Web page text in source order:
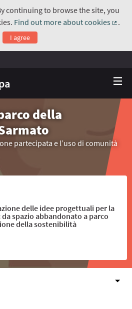
continuing to browse the site, you
Find out more about cookies
.
I agree
della
partecipata e l’uso di comunità
delle idee progettuali per la
da spazio abbandonato a parco
della sostenibilità